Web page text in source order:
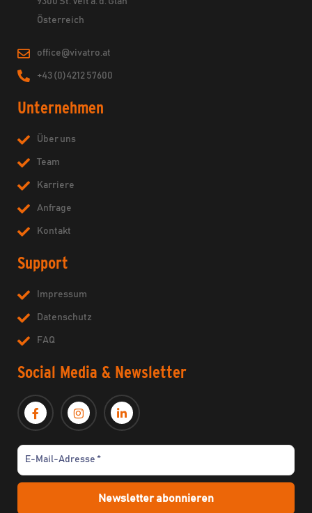
Österreich
office@vivatro.at
+43 (0)4212 57600
Unternehmen
Über uns
Team
Karriere
Anfrage
Kontakt
Support
Impressum
Datenschutz
FAQ
Social Media & Newsletter